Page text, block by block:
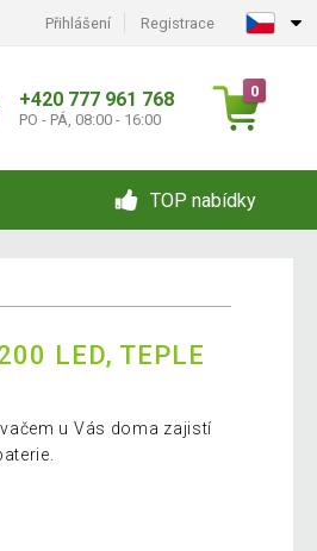
Přihlášení Registrace
+420 777 961 768
PO - PÁ, 08:00 - 16:00
0
TOP nabídky
LED, TEPLE
u Vás doma zajistí